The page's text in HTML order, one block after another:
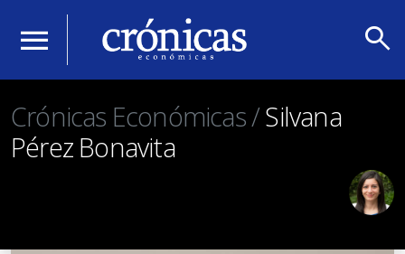
menu search
Crónicas Económicas /Silvana
Pérez Bonavita